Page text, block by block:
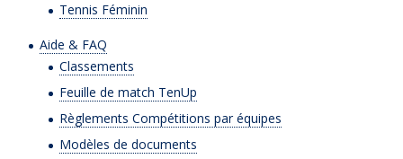
Tennis Féminin
Aide & FAQ
Classements
Feuille de match TenUp
Règlements Compétitions par équipes
Modèles de documents